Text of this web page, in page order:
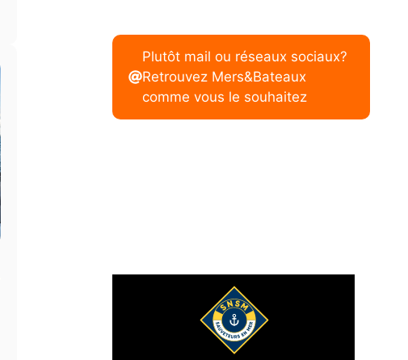
Plutôt mail ou réseaux sociaux?
Retrouvez Mers&Bateaux
comme vous le souhaitez